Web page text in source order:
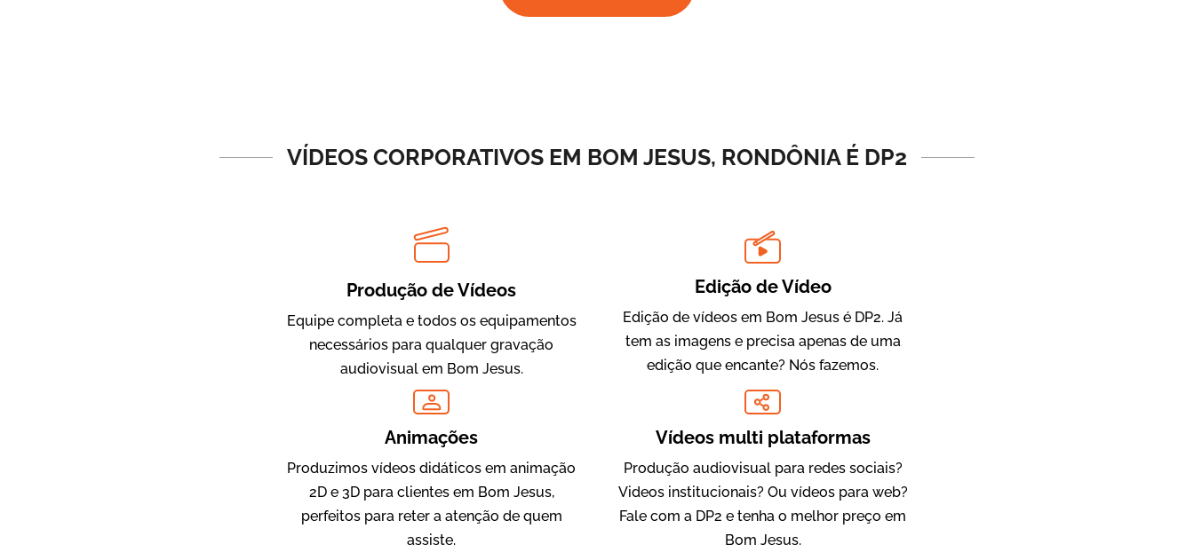
Evolucional
Vídeos para Treinamentos
VÍDEOS CORPORATIVOS EM BOM JESUS, RONDÔNIA É DP2
Produção de Vídeos
Equipe completa e todos os equipamentos
necessários para qualquer gravação
audiovisual em Bom Jesus.
Edição de Vídeo
Edição de vídeos em Bom Jesus é DP2. Já
tem as imagens e precisa apenas de uma
edição que encante? Nós fazemos.
Animações
Produzimos vídeos didáticos em animação
2D e 3D para clientes em Bom Jesus,
perfeitos para reter a atenção de quem
assiste.
Vídeos multi plataformas
Produção audiovisual para redes sociais?
Videos institucionais? Ou vídeos para web?
Fale com a DP2 e tenha o melhor preço em
Bom Jesus.